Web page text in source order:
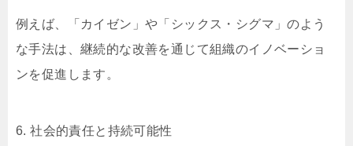
例えば、「カイゼン」や「シックス・シグマ」のよう
な手法は、継続的な改善を通じて組織のイノベーショ
ンを促進します。
6. 社会的責任と持続可能性